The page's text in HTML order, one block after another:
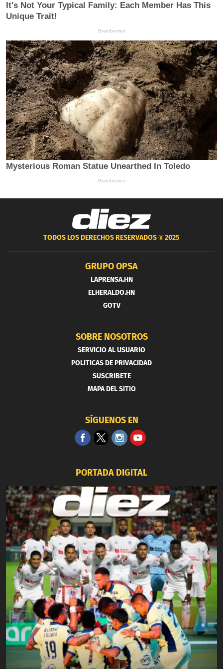
TODOS LOS DERECHOS RESERVADOS ®2025
GRUPO OPSA
LAPRENSA.HN
ELHERALDO.HN
GOTV
SOBRE NOSOTROS
SERVICIO AL USUARIO
POLITICAS DE PRIVACIDAD
SUSCRIBETE
MAPA DEL SITIO
SÍGUENOS EN
PORTADA DIGITAL